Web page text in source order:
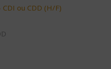
ou CDD (H/F)